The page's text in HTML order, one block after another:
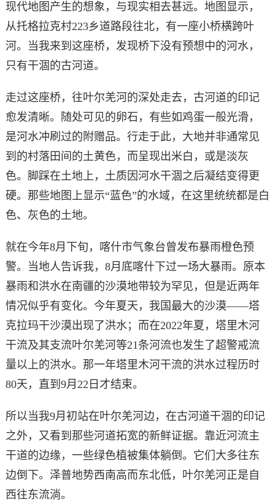
现代地图产生的想象，与现实相去甚远。地图显示，
从托格拉克村223乡道路段往北，有一座小桥横跨叶
河。当我来到这座桥，发现桥下没有预想中的河水，
只有干涸的古河道。
走过这座桥，往叶尔羌河的深处走去，古河道的印记
愈发清晰。随处可见的卵石，有些如鸡蛋一般光滑，
是河水冲刷过的附赠品。行走于此，大地并非通常见
到的村落田间的土黄色，而呈现出米白，或是淡灰
色。脚踩在土地上，土质因河水干涸之后凝结变得更
硬。那些地图上显示“蓝色”的水域，在这里统统都是白
色、灰色的土地。
就在今年8月下旬，喀什市气象台曾发布暴雨橙色预
警。当地人告诉我，8月底喀什下过一场大暴雨。原本
暴雨和洪水在南疆的沙漠地带较为罕见，但是近两年
情况似乎有变化。今年夏天，我国最大的沙漠——塔
克拉玛干沙漠出现了洪水；而在2022年夏，塔里木河
干流及其支流叶尔羌河等21条河流也发生了超警戒流
量以上的洪水。那一年塔里木河干流的洪水过程历时
80天，直到9月22日才结束。
所以当我9月初站在叶尔羌河边，在古河道干涸的印记
之外，又看到那些河道拓宽的新鲜证据。靠近河流主
干道的边缘，一些绿色植被集体躺倒。它们大多往东
边倒下。泽普地势西南高而东北低，叶尔羌河正是自
西往东流淌。